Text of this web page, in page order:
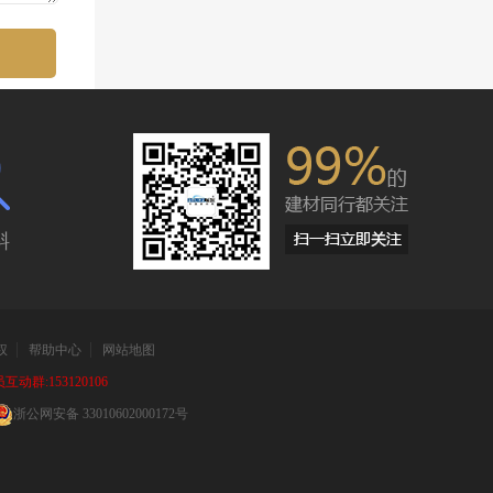
帮助中心 网站地图
动群:153120106
浙公网安备 33010602000172号